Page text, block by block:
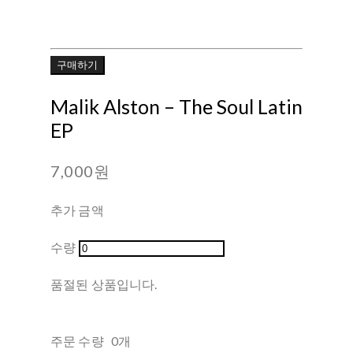
구매하기
Malik Alston – The Soul Latin
EP
7,000원
추가 금액
수량
품절된 상품입니다.
주문 수량 0개